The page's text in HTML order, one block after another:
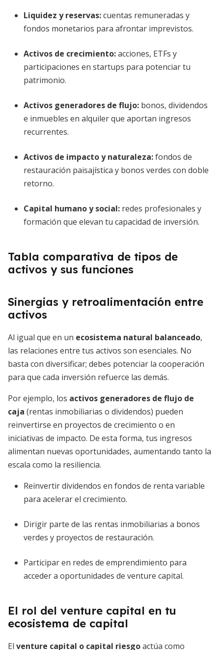
Liquidez y reservas:cuentas remuneradas y
fondos monetarios para afrontar imprevistos.
Activos de crecimiento:acciones, ETFs y
participaciones en startups para potenciar tu
patrimonio.
Activos generadores de flujo: bonos, dividendos
e inmuebles en alquiler que aportan ingresos
recurrentes.
Activos de impacto y naturaleza:fondos de
restauración paisajística y bonos verdes con doble
retorno.
Capital humano y social: redes profesionales y
formación que elevan tu capacidad de inversión.
Tabla comparativa de tipos de
activos y sus funciones
Sinergias y retroalimentación entre
activos
Al igual que en un ecosistema natural balanceado,
las relaciones entre tus activos son esenciales. No
basta con diversificar; debes potenciar la cooperación
para que cada inversión refuerce las demás.
Por ejemplo, los activos generadores de flujo de
caja (rentas inmobiliarias o dividendos) pueden
reinvertirse en proyectos de crecimiento o en
iniciativas de impacto. De esta forma, tus ingresos
alimentan nuevas oportunidades, aumentando tanto la
escala como la resiliencia.
Reinvertir dividendos en fondos de renta variable
para acelerar el crecimiento.
Dirigir parte de las rentas inmobiliarias a bonos
verdes y proyectos de restauración.
Participar en redes de emprendimiento para
acceder a oportunidades de venture capital.
El rol del venture capital en tu
ecosistema de capital
El venture capital o capital riesgoactúa como